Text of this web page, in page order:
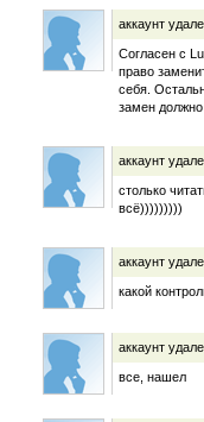
аккаунт
Согласен с
право
себя.
замен
аккаунт
столько
всё)))))))))
аккаунт
какой
аккаунт
все, нашел